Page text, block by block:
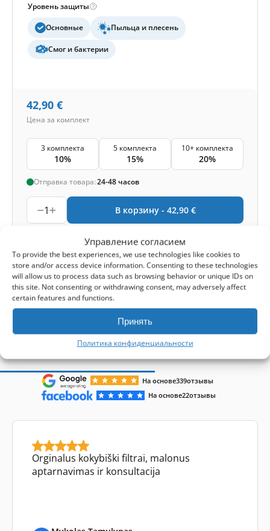
Управление согласием
To provide the best experiences, we use technologies like cookies to
store and/or access device information. Consenting to these technologies
will allow us to process data such as browsing behavior or unique IDs on
this site. Not consenting or withdrawing consent, may adversely affect
certain features and functions.
Принять
Политика конфиденциальности
Уровень защиты
Основные Пыльца и плесень
Смог и бактерии
42,90 €
Цена за комплект
3 комплекта
10%
5 комплекта
15%
10+ комплекта
20%
Отправка товара:24-48 часов
1 В корзину - 42,90 €
Получите105баллов
1-4 of 4
Отзывы клиентов
На основе339отзывы
На основе22отзывы
Orginalus kokybiški filtrai, malonus
aptarnavimas ir konsultacija